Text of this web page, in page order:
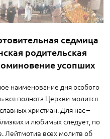
седмица
родительская
усопших
наименование дня особого
вся полнота Церкви молится
христиан. Для нас –
и любимых следует, по
Лейтмотив всех молитв об